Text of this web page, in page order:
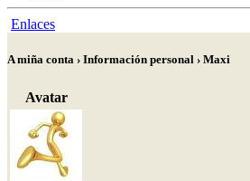
Enlaces
A miña conta › Información personal › Maxi
Avatar